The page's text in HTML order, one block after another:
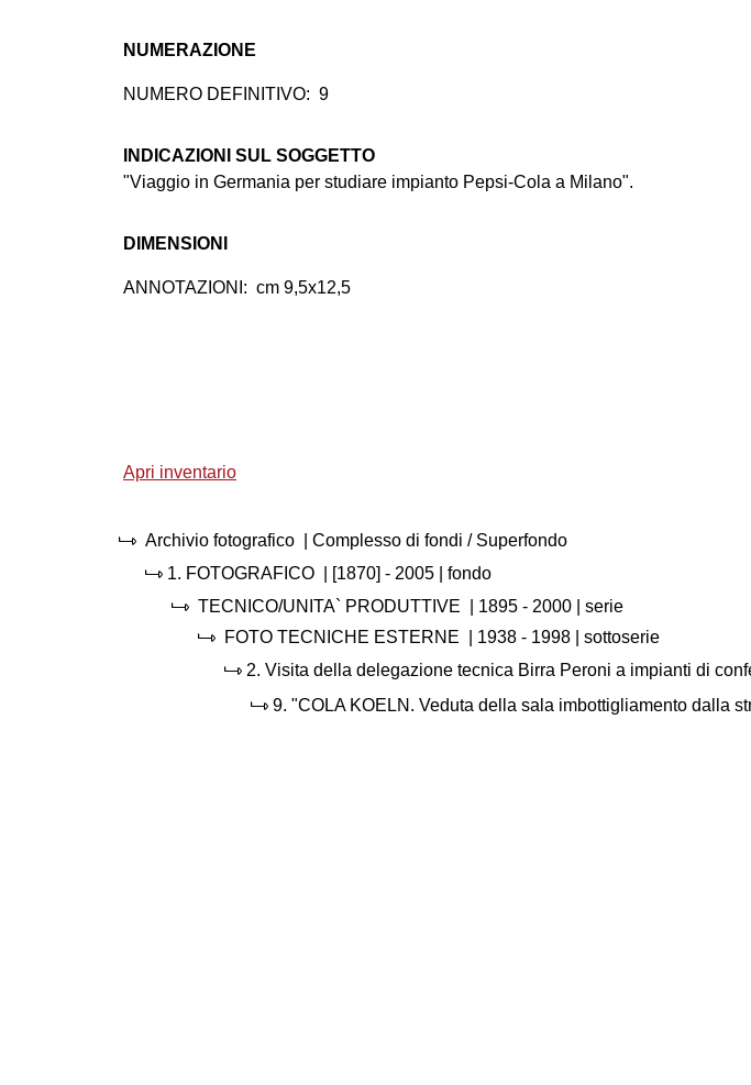
NUMERAZIONE
NUMERO DEFINITIVO: 9
INDICAZIONI SUL SOGGETTO
"Viaggio in Germania per studiare impianto Pepsi-Cola a Milano".
DIMENSIONI
ANNOTAZIONI: cm 9,5x12,5
Apri inventario
Archivio fotografico
| Complesso di fondi / Superfondo
1. FOTOGRAFICO [1870] - 2005
| fondo
TECNICO/UNITA` PRODUTTIVE
1895 - 2000
| serie
FOTO TECNICHE ESTERNE
1938 - 1998
| sottoserie
2. Visita della delegazione tecnica Birra Peroni a impianti di
9. "COLA KOELN. Veduta della sala imbottigliamento dalla